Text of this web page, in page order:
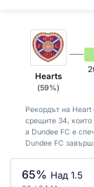
Hearts
(59%)
Рекордът на
срещите 34,
а Dundee FC е
Dundee FC
65% Над 1.5